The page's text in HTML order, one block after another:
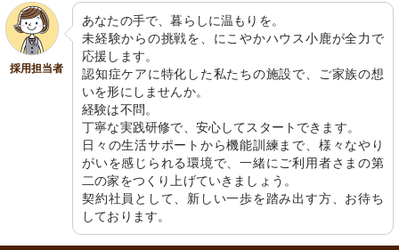
ゆったりとした空間で利用者の交流が
見られます。暖かみのあるデザインが
リビング
用者が和やかに談笑しています。
採用担当者
あなたの手で、暮らしに温もりを。
未経験からの挑戦を、にこやかハウス小鹿が全力で
応援します。
認知症ケアに特化した私たちの施設で、ご家族の想
いを形にしませんか。
経験は不問。
丁寧な実践研修で、安心してスタートできます。
日々の生活サポートから機能訓練まで、様々なやり
がいを感じられる環境で、一緒にご利用者さまの第
二の家をつくり上げていきましょう。
契約社員として、新しい一歩を踏み出す方、お待ち
しております。